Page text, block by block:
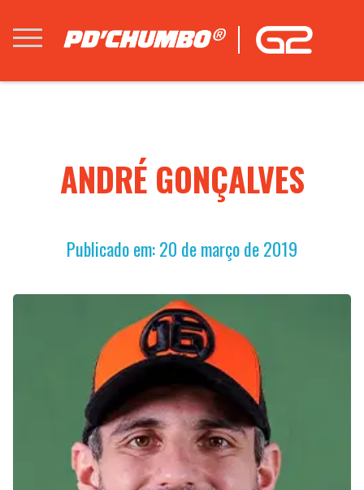
ANDRÉ GONÇALVES
Publicado em: 20 de março de 2019